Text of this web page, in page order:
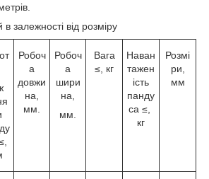
залежності від розміру
Робоч
а
довжи
на,
мм.
Робоч
а
шири
на,
мм.
Вага
≤, кг
Наван
тажен
ість
панду
са ≤,
кг
Розмі
ри,
мм